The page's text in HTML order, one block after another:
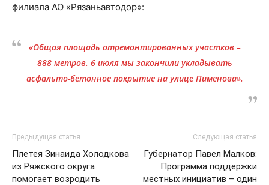
филиала АО «Рязаньавтодор»:
«Общая площадь отремонтированных участков –
888 метров. 6 июля мы закончили укладывать
асфальто-бетонное покрытие на улице Пименова».
Предыдущая статья
Плетея Зинаида Холодкова
из Ряжского округа
помогает возродить
Следующая статья
Губернатор Павел Малков:
Программа поддержки
местных инициатив – один